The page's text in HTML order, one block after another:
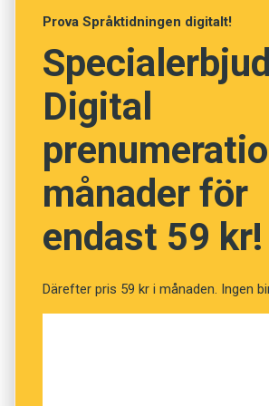
Foto: Istockphoto
Vad betyder
Fråga1av 12
Otidig
Oförskämd
Prova Språktidningen digitalt!
Digital
månader för
endast 59 kr!
Därefter pris 59 kr i månaden. Ingen